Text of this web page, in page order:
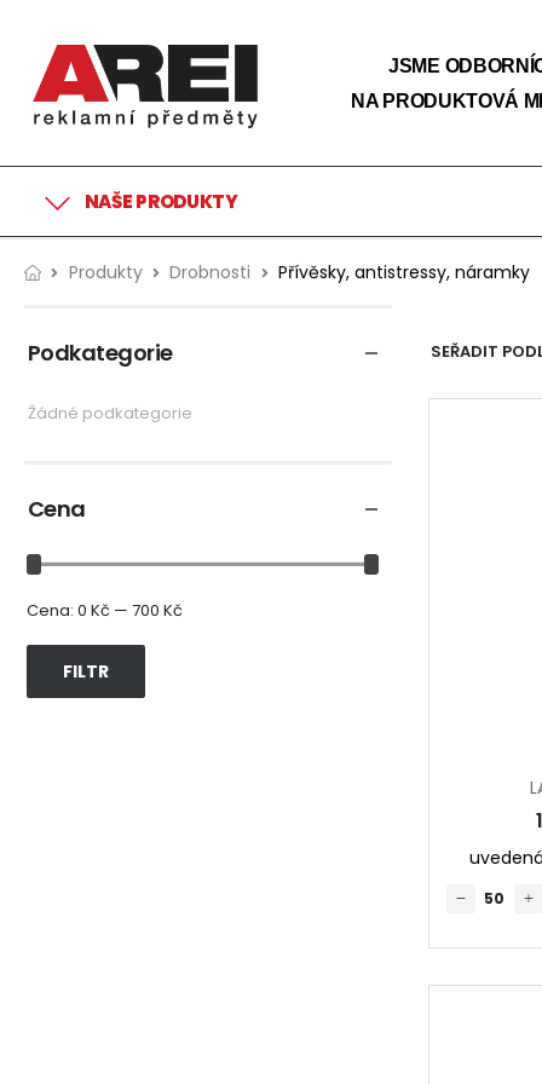
JSME
NA PRODUKTOVÁ
NAŠE PRODUKTY
Produkty Drobnosti Přívěsky, antistressy, náramky
Podkategorie
Žádné podkategorie
Cena
FILTR
Cena: 0 Kč — 700 Kč
SEŘADIT